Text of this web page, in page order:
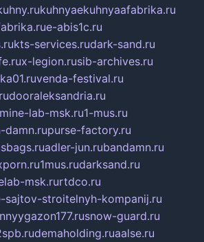
kuhnyaekuhnyaafabrika.ru
e-abis1c.ru
kts-services.rudark-sand.ru
x-legion.rusib-archives.ru
venda-festival.ru
dooraleksandria.ru
mine-lab-msk.ru1-mus.ru
damn.rupurse-factory.ru
adler-jun.rubandamn.ru
1mus.rudarksand.ru
msk.rurtdco.ru
sajtov-stroitelnyh-kompanij.ru
snow-guard.ru
demaholding.ruaalse.ru